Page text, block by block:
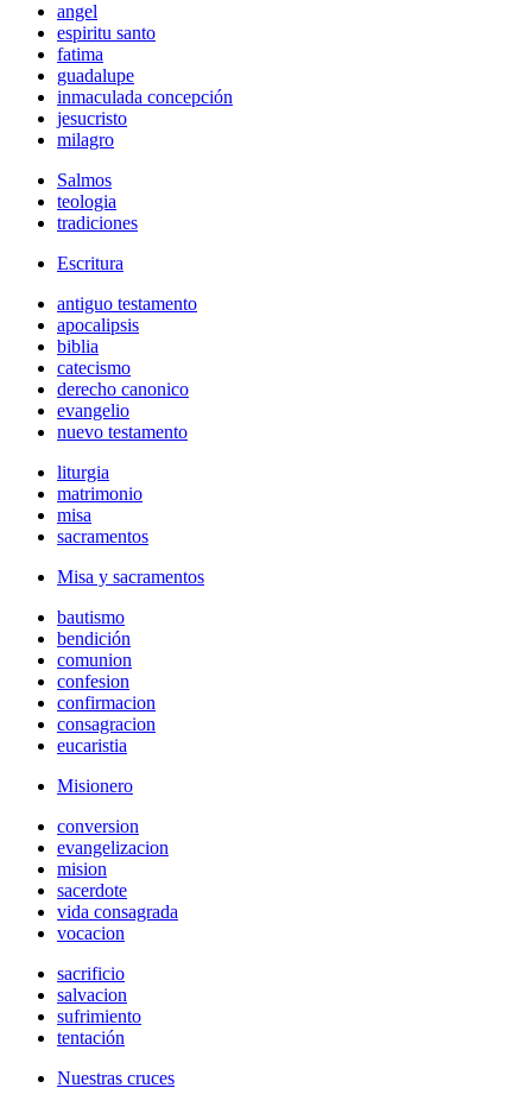
angel
espiritu santo
fatima
guadalupe
inmaculada concepción
jesucristo
milagro
Salmos
teologia
tradiciones
Escritura
antiguo testamento
apocalipsis
biblia
catecismo
derecho canonico
evangelio
nuevo testamento
liturgia
matrimonio
misa
sacramentos
Misa y sacramentos
bautismo
bendición
comunion
confesion
confirmacion
consagracion
eucaristia
Misionero
conversion
evangelizacion
mision
sacerdote
vida consagrada
vocacion
sacrificio
salvacion
sufrimiento
tentación
Nuestras cruces